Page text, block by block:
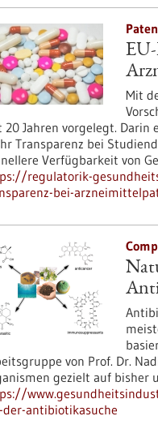
Mit
20 Jahren vorgelegt.
Transparenz bei
Verfügbarkeit von
regulatorik-
bei-
von Prof. Dr.
gezielt auf bisher
der-antibiotikasuche